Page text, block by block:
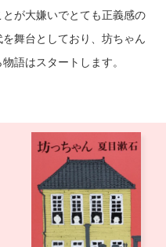
が大嫌いでとても正義感の
舞台としており、坊ちゃん
語はスタートします。